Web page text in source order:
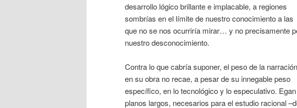
desarrollo lógico brillante e implacable, a regiones
sombrías en el límite de nuestro conocimiento a las
que no se nos ocurriría mirar… y no precisamente
nuestro desconocimiento.
Contra lo que cabría suponer, el peso de la narración
en su obra no recae, a pesar de su innegable peso
específico, en lo tecnológico y lo especulativo.
planos largos, necesarios para el estudio racional